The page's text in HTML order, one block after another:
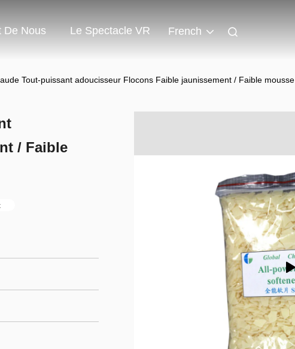
De Nous Le Spectacle VR French
Tout-puissant adoucisseur Flocons Faible jaunissement / Faible mousse
/ Faible